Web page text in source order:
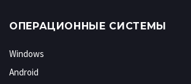
ОПЕРАЦИОННЫЕ СИСТЕМЫ
Windows
Android